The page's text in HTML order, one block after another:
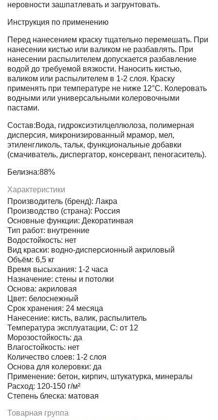
неровности зашпатлевать и загрунтовать.
Инструкция по применению
Перед нанесением краску тщательно перемешать. При
нанесении кистью или валиком не разбавлять. При
нанесении распылителем допускается разбавление
водой до требуемой вязкости. Наносить кистью,
валиком или распылителем в 1-2 слоя. Краску
применять при температуре не ниже 12°С. Колеровать
водными или универсальными колеровочными
пастами.
Состав:Вода, гидроксиэтилцеллюлоза, полимерная
дисперсия, микронизированный мрамор, мел,
этиленгликоль, тальк, функциональные добавки
(смачиватель, диспергатор, консервант, пеногаситель).
Белизна:88%
Характеристики
Производитель (бренд): Лакра
Производство (страна): Россия
Основные функции: Декоратинвая
Тип работ: внутренние
Водостойкость: нет
Вид краски: водно-дисперсионный акриловый
Объём: 6,5 кг
Время высыхания: 1-2 часа
Назначение: стены и потолки
Основа: акриловая
Цвет: белоснежный
Срок хранения: 24 месяца
Нанесение: кисть, валик, распылитель
Температура эксплуатации, C: от 12
Морозостойкость: да
Влагостойкость: нет
Количество слоев: 1-2 слоя
Основа для колеровки: да
Применение: бетон, кирпич, штукатурка, минералы
Расход: 120-150 г/м²
Степень блеска: матовая
Товарная группа